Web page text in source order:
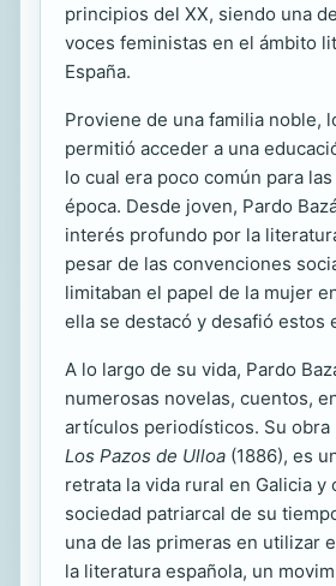
principios del XX, siendo una
voces feministas en el ámbito
España.
Proviene de una familia noble,
permitió acceder a una
lo cual era poco común para
época. Desde joven, Pardo
interés profundo por la
pesar de las convenciones
limitaban el papel de la mujer
ella se destacó y desafió estos
A lo largo de su vida, Pardo
numerosas novelas, cuentos,
artículos periodísticos. Su obra
Los Pazos de Ulloa (1886), es
retrata la vida rural en Galicia y
sociedad patriarcal de su
una de las primeras en utilizar
la literatura española, un